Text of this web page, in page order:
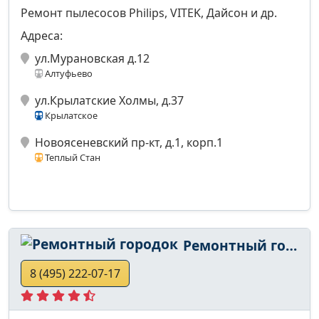
Ремонт пылесосов Philips, VITEK, Дайсон и др.
Адреса:
ул.Мурановская д.12
Алтуфьево
ул.Крылатские Холмы, д.37
Крылатское
Новоясеневский пр-кт, д.1, корп.1
Теплый Стан
Ремонтный городок
8 (495) 222-07-17